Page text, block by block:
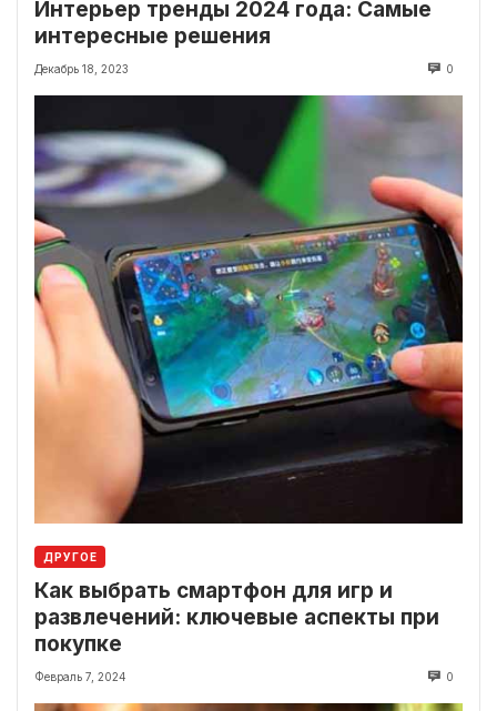
Интерьер тренды 2024 года: Самые
интересные решения
Декабрь 18, 2023 0
ДРУГОЕ
Как выбрать смартфон для игр и
развлечений: ключевые аспекты при
покупке
Февраль 7, 2024 0